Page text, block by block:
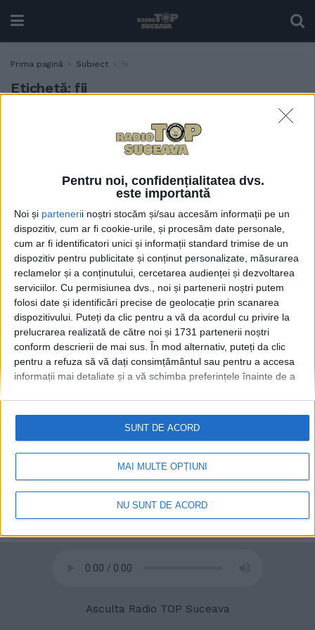
Pentru noi, confidențialitatea dvs.
este importantă
Noi și partenerii noștri stocăm și/sau accesăm informații pe un
dispozitiv, cum ar fi cookie-urile, și procesăm date personale,
cum ar fi identificatori unici și informații standard trimise de un
dispozitiv pentru publicitate și conținut personalizate, măsurarea
reclamelor și a conținutului, cercetarea audienței și dezvoltarea
serviciilor. Cu permisiunea dvs., noi și partenerii noștri putem
folosi date și identificări precise de geolocație prin scanarea
dispozitivului. Puteți da clic pentru a vă da acordul cu privire la
prelucrarea realizată de către noi și 1731 partenerii noștri
conform descrierii de mai sus. În mod alternativ, puteți da clic
pentru a refuza să vă dați consimțământul sau pentru a accesa
informații mai detaliate și a vă schimba preferințele înainte de a
retrageți consimțământul în orice moment, revenind la acest site
și făcând clic pe butonul "Confidențialitate" din partea de jos a
paginii web.
MAI MULTE OPȚIUNI
NU SUNT DE ACORD
SUNT DE ACORD
Prima pagină Subiect
Etichetă: fii
”Decît” respect, domnule
ministru Dimian?
30 APRILIE, 2026
© 2020 Radio TOP Suceava 104 FM
Asculta Radio TOP Suceava